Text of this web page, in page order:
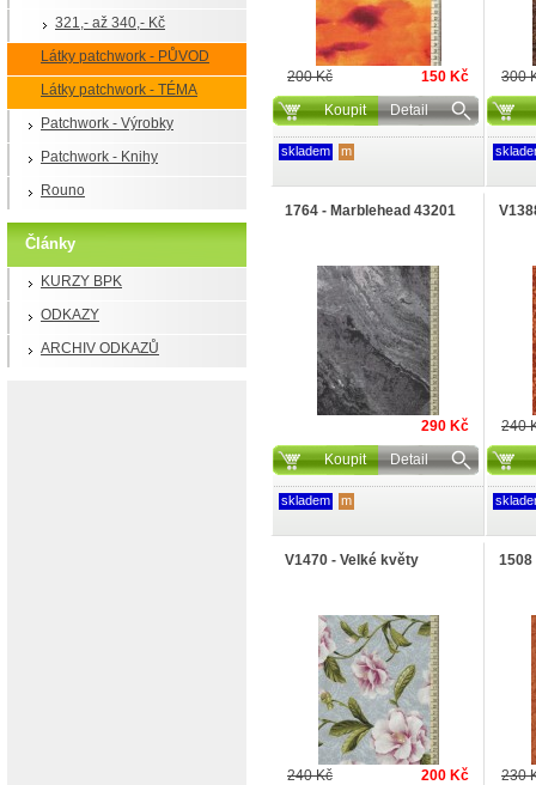
321,- až 340,- Kč
Látky patchwork - PŮVOD
Látky patchwork - TÉMA
Patchwork - Výrobky
Patchwork - Knihy
Rouno
Články
KURZY BPK
ODKAZY
ARCHIV ODKAZŮ
200 Kč
150 Kč
Koupit
Detail
skladem m
300
1764 - Marblehead 43201
290 Kč
Koupit
Detail
skladem m
240
V1470 - Velké květy
240 Kč
200 Kč
1508
230